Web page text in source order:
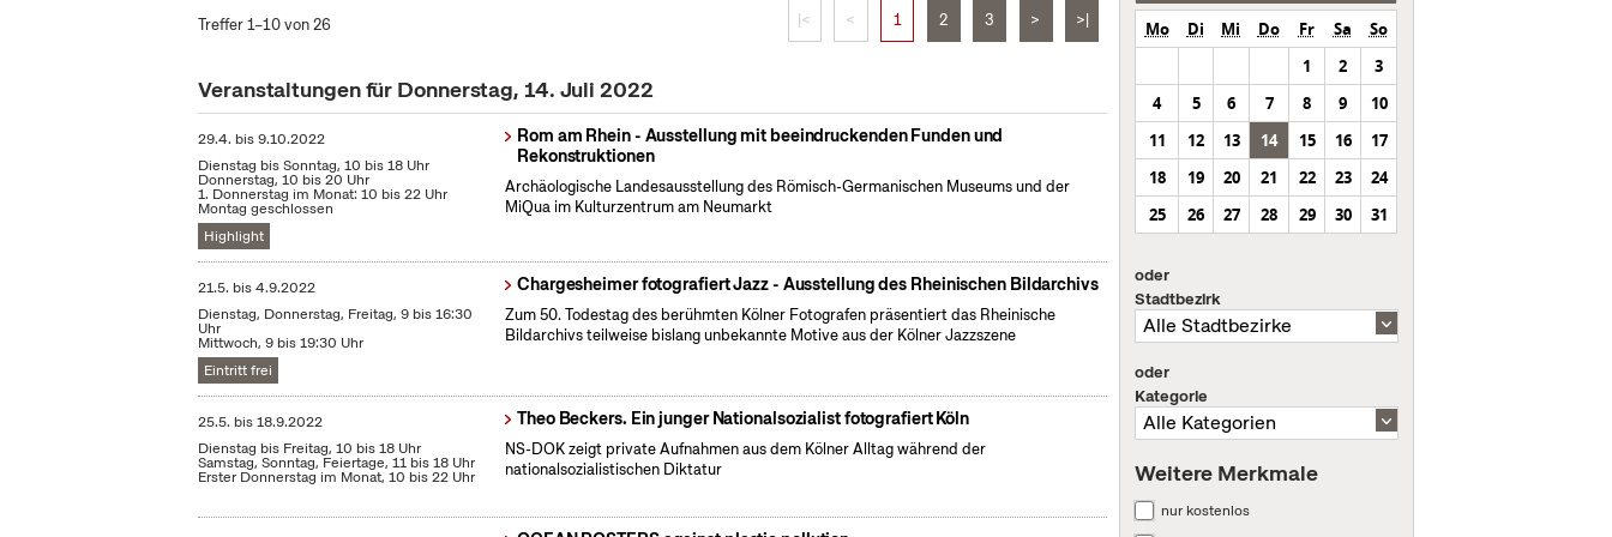
Treffer 1–10 von 26 |< < 1 2 3 > >|
Veranstaltungen für Donnerstag, 14. Juli 2022
29.4. bis9.10.2022
Dienstag bis Sonntag, 10 bis 18 Uhr
Donnerstag, 10 bis 20 Uhr
1. Donnerstag im Monat: 10 bis 22 Uhr
Montag geschlossen
Highlight
Rom am Rhein - Ausstellung mit beeindruckenden Funden und
Rekonstruktionen
Archäologische Landesausstellung des Römisch-Germanischen Museums und der
MiQua im Kulturzentrum am Neumarkt
21.5. bis4.9.2022
Dienstag, Donnerstag, Freitag, 9 bis 16:30
Uhr
Mittwoch, 9 bis 19:30 Uhr
Eintritt frei
Chargesheimer fotografiert Jazz - Ausstellung des Rheinischen Bildarchivs
Zum 50. Todestag des berühmten Kölner Fotografen präsentiert das Rheinische
Bildarchivs teilweise bislang unbekannte Motive aus der Kölner Jazzszene
25.5. bis18.9.2022
Dienstag bis Freitag, 10 bis 18 Uhr
Samstag, Sonntag, Feiertage, 11 bis 18 Uhr
Erster Donnerstag im Monat, 10 bis 22 Uhr
Theo Beckers. Ein junger Nationalsozialist fotografiert Köln
NS-DOK zeigt private Aufnahmen aus dem Kölner Alltag während der
nationalsozialistischen Diktatur
Mo Di Mi Do Fr Sa
So
1
2
3
4
5 6 7 8 9
10
11
12 13 14 15 16
17
18
19 20 21 22 23
24
25
26 27 28 29 30 31
oder
Stadtbezirk
oder
Kategorie
Weitere Merkmale
nur kostenlos